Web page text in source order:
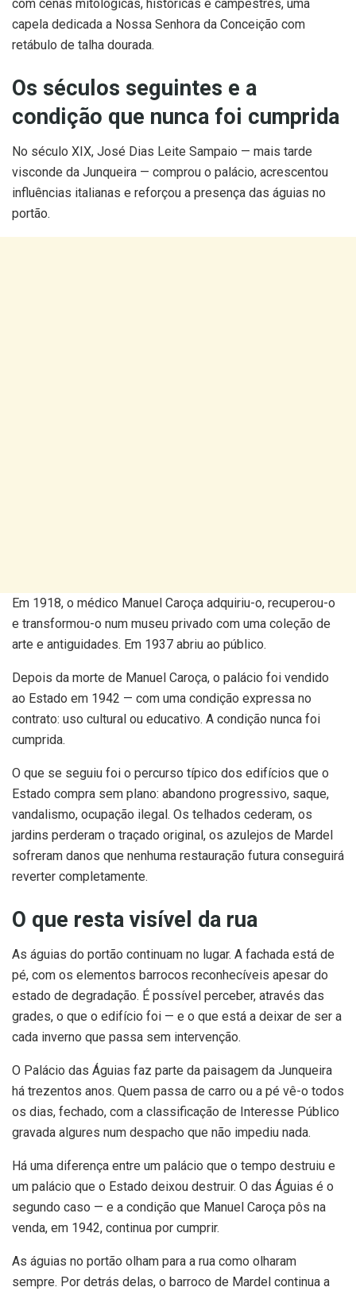
com cenas mitológicas, históricas e campestres, uma
capela dedicada a Nossa Senhora da Conceição com
retábulo de talha dourada.
Os séculos seguintes e a
condição que nunca foi cumprida
No século XIX, José Dias Leite Sampaio — mais tarde
visconde da Junqueira — comprou o palácio, acrescentou
influências italianas e reforçou a presença das águias no
portão.
Em 1918, o médico Manuel Caroça adquiriu-o, recuperou-o
e transformou-o num museu privado com uma coleção de
arte e antiguidades. Em 1937 abriu ao público.
Depois da morte de Manuel Caroça, o palácio foi vendido
ao Estado em 1942 — com uma condição expressa no
contrato: uso cultural ou educativo. A condição nunca foi
cumprida.
O que se seguiu foi o percurso típico dos edifícios que o
Estado compra sem plano: abandono progressivo, saque,
vandalismo, ocupação ilegal. Os telhados cederam, os
jardins perderam o traçado original, os azulejos de Mardel
sofreram danos que nenhuma restauração futura conseguirá
reverter completamente.
O que resta visível da rua
As águias do portão continuam no lugar. A fachada está de
pé, com os elementos barrocos reconhecíveis apesar do
estado de degradação. É possível perceber, através das
grades, o que o edifício foi — e o que está a deixar de ser a
cada inverno que passa sem intervenção.
O Palácio das Águias faz parte da paisagem da Junqueira
há trezentos anos. Quem passa de carro ou a pé vê-o todos
os dias, fechado, com a classificação de Interesse Público
gravada algures num despacho que não impediu nada.
Há uma diferença entre um palácio que o tempo destruiu e
um palácio que o Estado deixou destruir. O das Águias é o
segundo caso — e a condição que Manuel Caroça pôs na
venda, em 1942, continua por cumprir.
As águias no portão olham para a rua como olharam
sempre. Por detrás delas, o barroco de Mardel continua a